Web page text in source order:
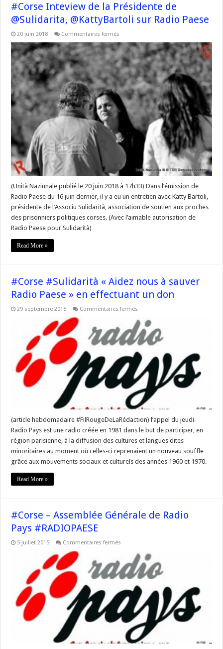
#Corse Inteview de la Présidente de
@Sulidarita, @KattyBartoli sur Radio Paese
20 juin 2018 Commentaires fermés
Inteview
la
Présidente
de
@Sulidarita,
@KattyBartoli
sur
Radio
Paese
(Unità Naziunale publié le 20 juin 2018 à 17h33) Dans l’émission de
Radio Paese du 16 juin dernier, il y a eu un entretien avec Katty Bartoli,
présidente de l’Associu Sulidarità, association de soutien aux proches
des prisonniers politiques corses. (Avec l’aimable autorisation de
Radio Paese pour Sulidarità)
Read More »
#Corse #Sulidarità « Aidez nous à sauver
Radio Paese » en effectuant un don
29 septembre 2015 Commentaires fermés
#Sulidarità
« Aidez
nous
à
sauver
Radio
Paese »
en
effectuant
un
don
(article hebdomadaire #FilRougeDeLaRédaction) l’appel du jeudi-
Radio Pays est une radio créée en 1981 dans le but de participer, en
région parisienne, à la diffusion des cultures et langues dites
minoritaires au moment où celles-ci reprenaient un nouveau souffle
grâce aux mouvements sociaux et culturels des années 1960 et 1970.
Read More »
#Corse – Assemblée Générale de Radio
Pays #RADIOPAESE
5 juillet 2015 Commentaires fermés
Assemblée
Générale
de
Radio
#RADIOPAESE